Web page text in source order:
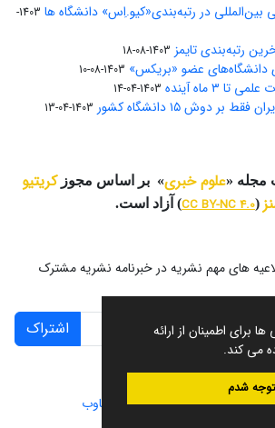
برای اطمینان از ارائه
می کند.
شدم
در رتبه‌بندی«کیو.اِس» دانشگاه ها
1403-
رتبه‌بندی تایمز 1403-08-18
دانشگاه‌‌های عضو «بریکس» 1403-08-10
۳ ماه آینده 1403-04-14
1403-04-13
مجله «علوم خبری» بر اساس مجوزکریتیو
(
CC BY-NC 4.0) آزاد است.
های مهم نشریه در خبرنامه نشریه مشترک
اشتراک
علمی.طراحی و پیاده سازی از سیناوب